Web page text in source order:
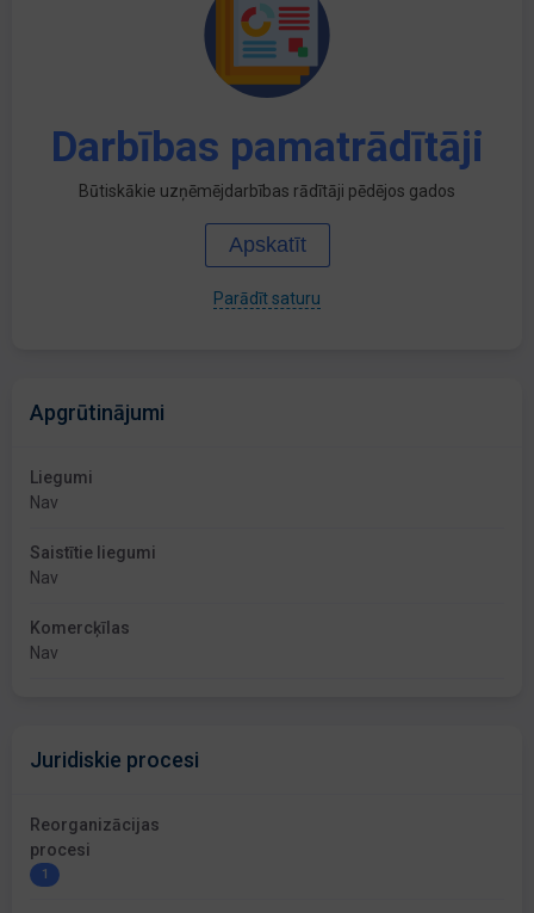
Darbības pamatrādītāji
Būtiskākie uzņēmējdarbības rādītāji pēdējos gados
Apskatīt
Parādīt saturu
Apgrūtinājumi
Liegumi
Nav
Saistītie liegumi
Nav
Komercķīlas
Nav
Juridiskie procesi
Reorganizācijas
procesi
1